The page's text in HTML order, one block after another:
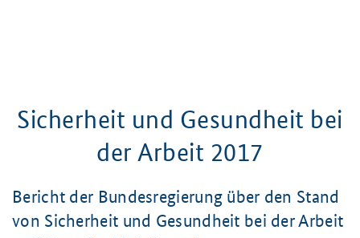
Sicherheit und Gesundheit bei
der Arbeit 2017
Bericht der Bundesregierung über den Stand
von Sicherheit und Gesundheit bei der Arbeit